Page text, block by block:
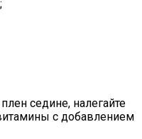
седине, налегайте
с добавлением